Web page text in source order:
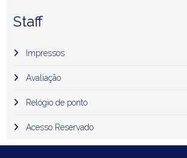
Staff
Impressos
Avaliação
Relógio de ponto
Acesso Reservado